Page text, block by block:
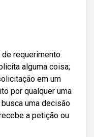
requerimento.
alguma coisa;
em um
por qualquer uma
uma decisão
a petição ou